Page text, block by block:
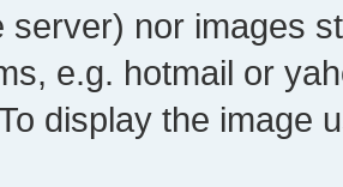
server) nor images
e.g. hotmail or
display the image